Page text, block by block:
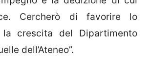
Cercherò di favorire lo
crescita del Dipartimento
dell’Ateneo”.